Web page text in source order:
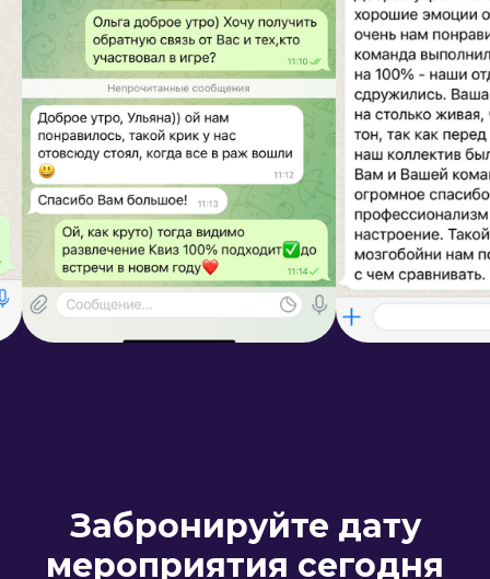
Оставьте заявку, либо свяжитесь с нами
самостоятельно.